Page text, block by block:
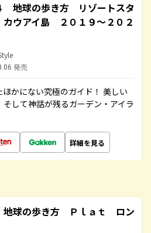
地球の歩き方 リゾートスタ
ウアイ島 ２０１９～２０２
発売
かにない究極のガイド！ 美しい
して神話が残るガーデン・アイラ
詳細を見る
球の歩き方 Ｐｌａｔ ロン